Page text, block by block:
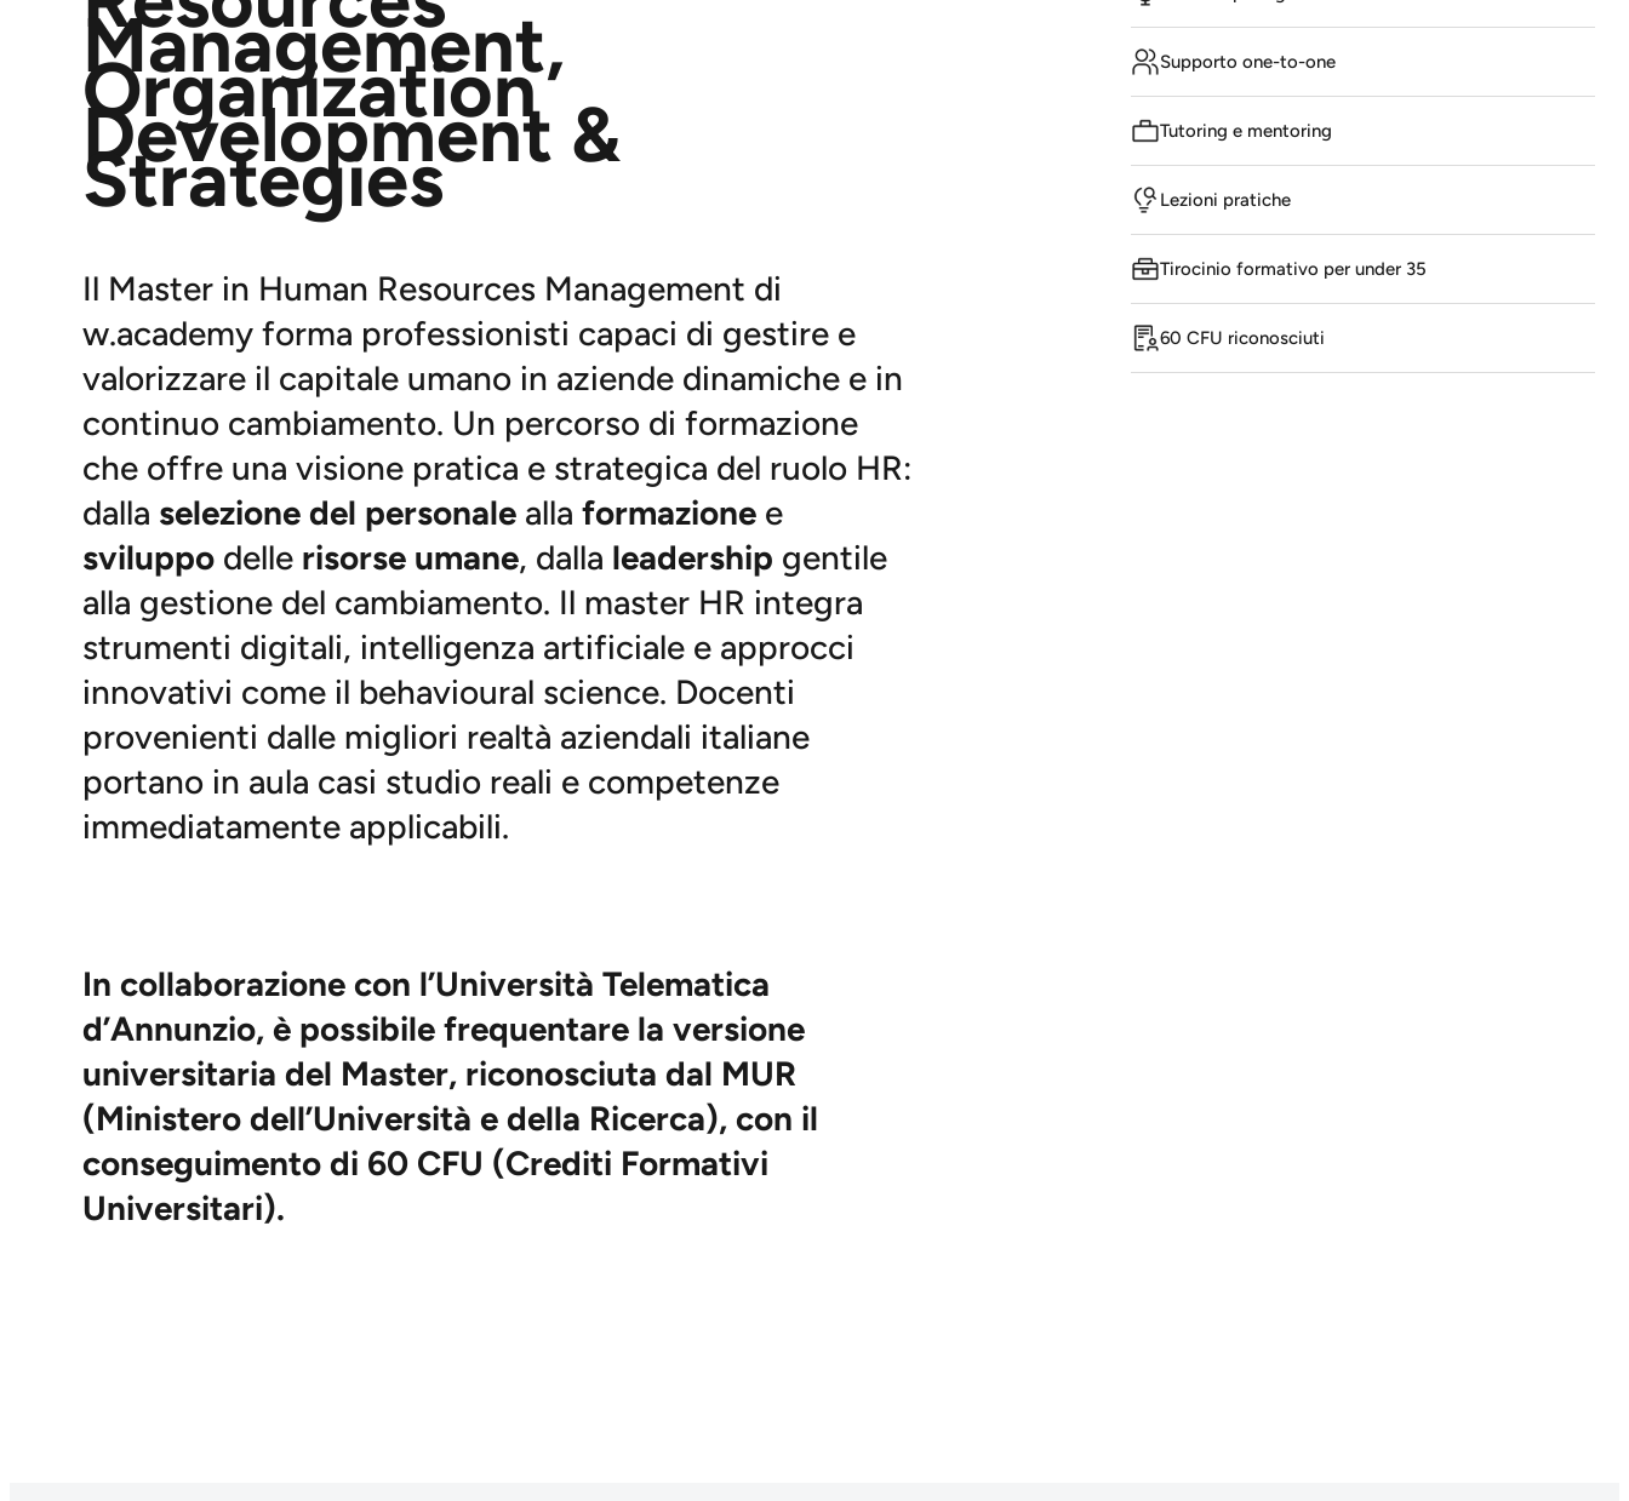
Management,
Organization
Development &
Strategies
Il Master in Human Resources Management di
w.academy forma professionisti capaci di gestire e
valorizzare il capitale umano in aziende dinamiche e in
continuo cambiamento. Un percorso di formazione
che offre una visione pratica e strategica del ruolo HR:
dalla selezione del personale alla formazione e
sviluppo delle risorse umane, dalla leadership gentile
alla gestione del cambiamento. Il master HR integra
strumenti digitali, intelligenza artificiale e approcci
innovativi come il behavioural science. Docenti
provenienti dalle migliori realtà aziendali italiane
portano in aula casi studio reali e competenze
immediatamente applicabili.
In collaborazione con l’Università Telematica
d’Annunzio, è possibile frequentare la versione
universitaria del Master, riconosciuta dal MUR
(Ministero dell’Università e della Ricerca), con il
conseguimento di 60 CFU (Crediti Formativi
Universitari).
Supporto one-to-one
Tutoring e mentoring
Lezioni pratiche
Tirocinio formativo per under 35
60 CFU riconosciuti